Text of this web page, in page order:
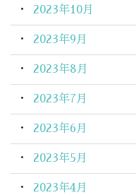
2023年10月
2023年9月
2023年8月
2023年7月
2023年6月
2023年5月
2023年4月